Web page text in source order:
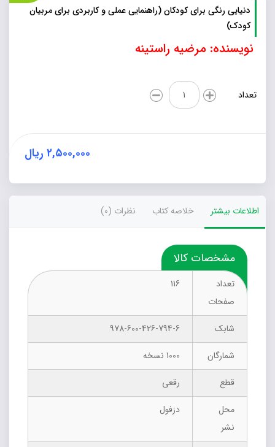
دنیایی رنگی برای کودکان (راهنمایی عملی و کاربردی برای مربیان
کودک)
نویسنده: مرضیه راستینه
تعداد
دنیایی
رنگی
برای
(راهنمایی
کودک)
عدد
۲,۵۰۰,۰۰۰ ریال
اطلاعات بیشتر خلاصه کتاب نظرات (0)
مشخصات کالا
تعداد
صفحات
116
شابک
978-600-426-794-6
شمارگان
1000 نسخه
قطع
رقعی
محل
نشر
دزفول